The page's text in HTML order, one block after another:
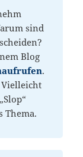
sind
Blog
.
Vielleicht
Thema.